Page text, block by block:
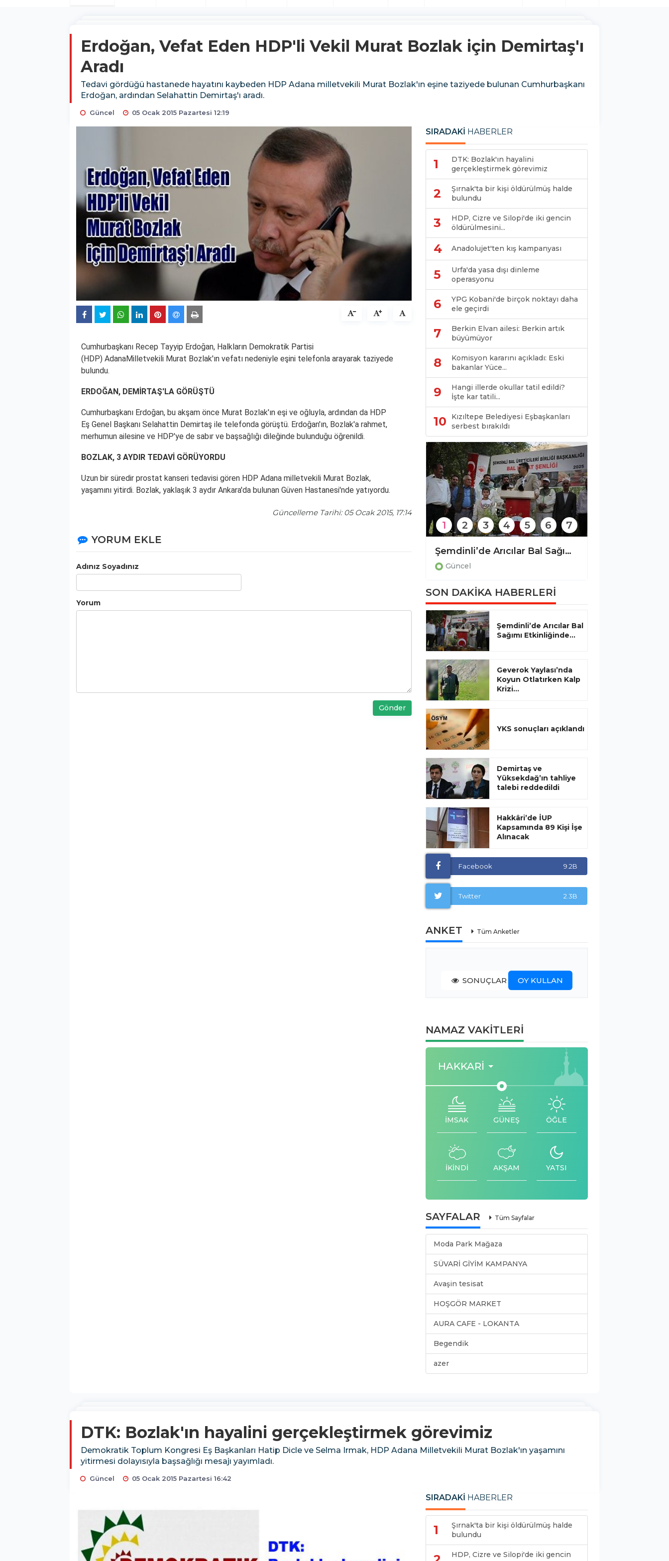
Erdoğan, Vefat Eden HDP'li Vekil Murat Bozlak için Demirtaş'ı
Aradı
Tedavi gördüğü hastanede hayatını kaybeden HDP Adana milletvekili Murat Bozlak'ın eşine taziyede bulunan Cumhurbaşkanı
Erdoğan, ardından Selahattin Demirtaş'ı aradı.
Güncel 05 Ocak 2015 Pazartesi 12:19
Cumhurbaşkanı Recep Tayyip Erdoğan, Halkların Demokratik Partisi
(HDP) AdanaMilletvekili Murat Bozlak'ın vefatı nedeniyle eşini telefonla arayarak taziyede
bulundu.
ERDOĞAN, DEMİRTAŞ'LA GÖRÜŞTÜ
Cumhurbaşkanı Erdoğan, bu akşam önce Murat Bozlak'ın eşi ve oğluyla, ardından da HDP
Eş Genel Başkanı Selahattin Demirtaş ile telefonda görüştü. Erdoğan'ın, Bozlak'a rahmet,
merhumun ailesine ve HDP'ye de sabır ve başsağlığı dileğinde bulunduğu öğrenildi.
BOZLAK, 3 AYDIR TEDAVİ GÖRÜYORDU
Uzun bir süredir prostat kanseri tedavisi gören HDP Adana milletvekili Murat Bozlak,
yaşamını yitirdi. Bozlak, yaklaşık 3 aydır Ankara'da bulunan Güven Hastanesi'nde yatıyordu.
Güncelleme Tarihi: 05 Ocak 2015, 17:14
YORUM EKLE
Adınız Soyadınız
Yorum
Gönder
SIRADAKİ HABERLER
1
DTK: Bozlak'ın hayalini
gerçekleştirmek görevimiz
2
Şırnak'ta bir kişi öldürülmüş halde
bulundu
3
HDP, Cizre ve Silopi'de iki gencin
öldürülmesini...
4 Anadolujet'ten kış kampanyası
5
Urfa'da yasa dışı dinleme
operasyonu
6
YPG Kobani'de birçok noktayı daha
ele geçirdi
7
Berkin Elvan ailesi: Berkin artık
büyümüyor
8
Komisyon kararını açıkladı: Eski
bakanlar Yüce...
9
Hangi illerde okullar tatil edildi?
İşte kar tatili...
10
Kızıltepe Belediyesi Eşbaşkanları
serbest bırakıldı
Diyarbakır'da kadın cinayeti Şemdinli’de Arıcılar Bal Sağımı Etkinliğinde Bir Araya Geldi
Güncel
1 2 3 4 5 6 7
SON DAKİKA HABERLERİ
Şemdinli’de Arıcılar Bal
Sağımı Etkinliğinde...
Geverok Yaylası’nda
Koyun Otlatırken Kalp
Krizi...
YKS sonuçları açıklandı
Demirtaş ve
Yüksekdağ’ın tahliye
talebi reddedildi
Hakkâri’de İUP
Kapsamında 89 Kişi İşe
Alınacak
Facebook 9.2B
Twitter 2.3B
ANKET Tüm Anketler
SONUÇLAR OY KULLAN
NAMAZ VAKİTLERİ
HAKKARI
İMSAK GÜNEŞ ÖĞLE
İKİNDİ AKŞAM YATSI
SAYFALAR Tüm Sayfalar
Moda Park Mağaza
SÜVARİ GİYİM KAMPANYA
Avaşin tesisat
HOŞGÖR MARKET
AURA CAFE - LOKANTA
Begendik
azer
DTK: Bozlak'ın hayalini gerçekleştirmek görevimiz
Demokratik Toplum Kongresi Eş Başkanları Hatip Dicle ve Selma Irmak, HDP Adana Milletvekili Murat Bozlak'ın yaşamını
yitirmesi dolayısıyla başsağlığı mesajı yayımladı.
Güncel 05 Ocak 2015 Pazartesi 16:42
SIRADAKİ HABERLER
1
Şırnak'ta bir kişi öldürülmüş halde
bulundu
HDP, Cizre ve Silopi'de iki gencin